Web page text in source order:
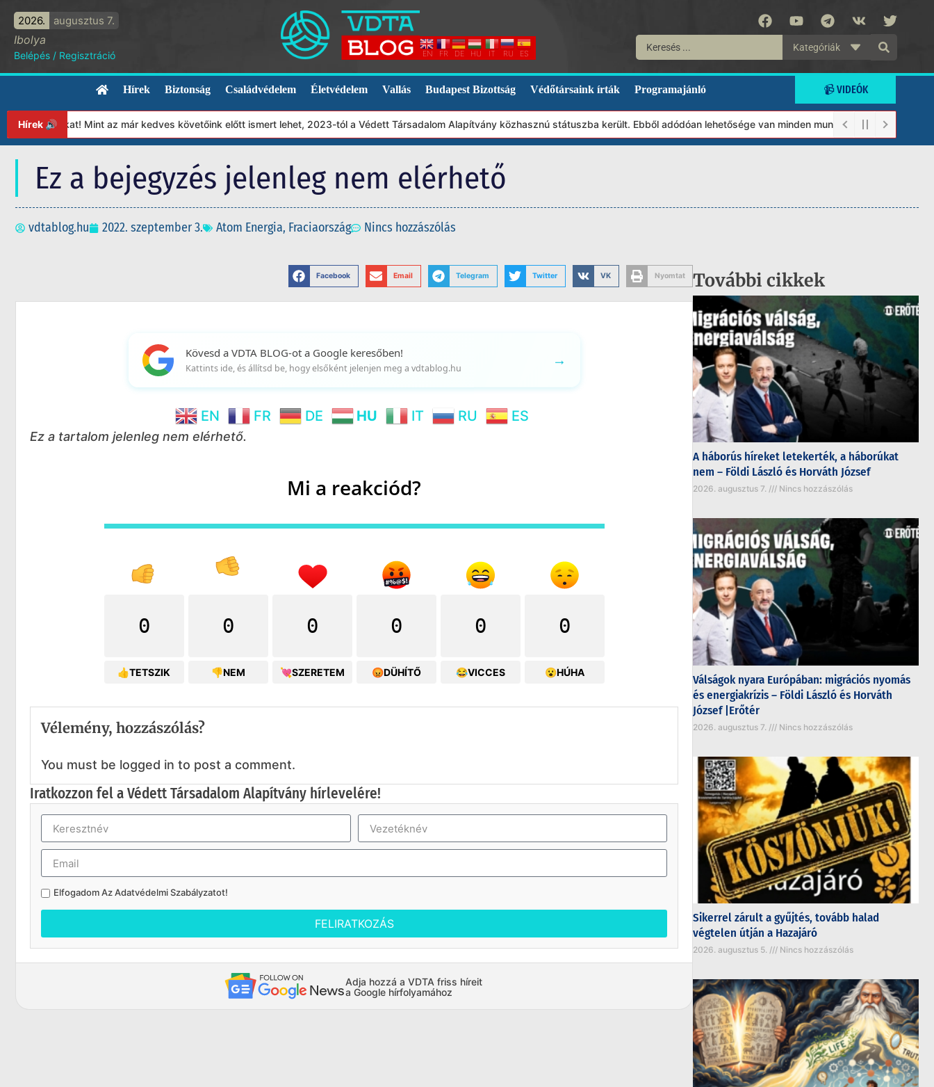
2026. augusztus 7.
Ibolya
Belépés / Regisztráció EN FR DE HU IT RU ES
Kategóriák
Hírek Biztonság Családvédelem Életvédelem Vallás Budapest Bizottság Védőtársaink írták Programajánló 📹 VIDEÓK
Hírek 🔊Mint az már kedves követőink előtt ismert lehet, 2023-tól a Védett Társadalom Alapítvány közhasznú státuszba került. Ebből adódóan lehetősége van minden munkánkat segíteni
Ez a bejegyzés jelenleg nem elérhető
vdtablog.hu 2022. szeptember 3. Atom Energia, Fraciaország Nincs hozzászólás
Facebook Email Telegram Twitter VK Nyomtat
Kövesd a VDTA BLOG-ot a Google keresőben!
Kattints ide, és állítsd be, hogy elsőként jelenjen meg a vdtablog.hu →
EN FR DE HU IT RU ES
Ez a tartalom jelenleg nem elérhető.
Mi a reakciód?
0
👍TETSZIK
0
👎NEM
0
💘SZERETEM
0
😡DÜHÍTŐ
0
😂VICCES
0
😮HÚHA
Vélemény, hozzászólás?
You must be logged in to post a comment.
Iratkozzon fel a Védett Társadalom Alapítvány hírlevelére!
Elfogadom AzAdatvédelmi Szabályzatot!
FELIRATKOZÁS
Adja hozzá a VDTA friss híreit
a Google hírfolyamához
További cikkek
A háborús híreket letekerték, a háborúkat
nem – Földi László és Horváth József
2026. augusztus 7. Nincs hozzászólás
Válságok nyara Európában: migrációs nyomás
és energiakrízis – Földi László és Horváth
József |Erőtér
2026. augusztus 7. Nincs hozzászólás
Sikerrel zárult a gyűjtés, tovább halad
végtelen útján a Hazajáró
2026. augusztus 5. Nincs hozzászólás